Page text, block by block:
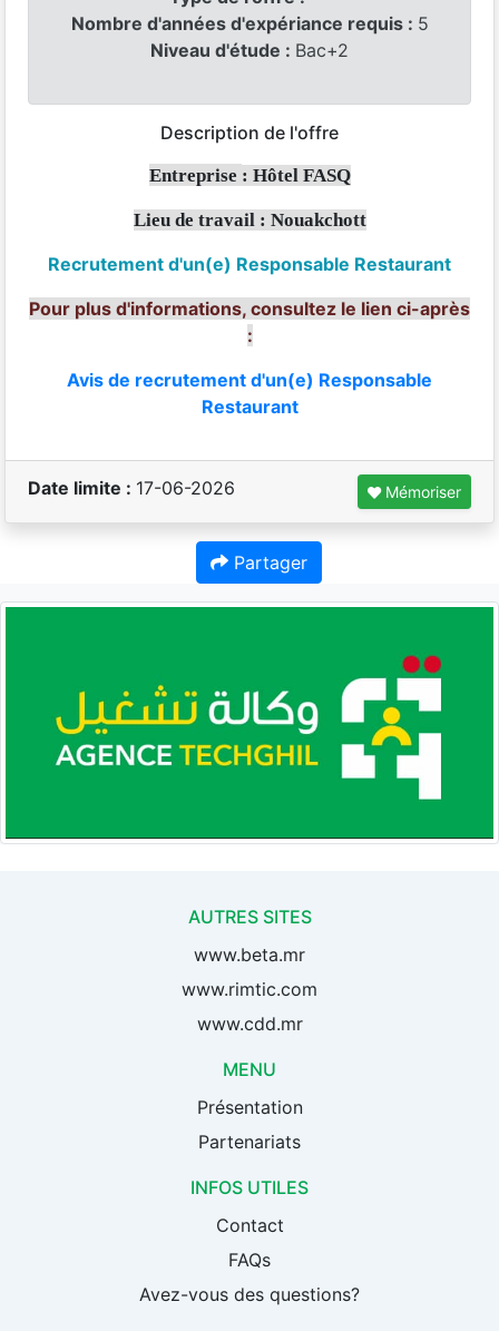
Nombre d'années d'expériance requis : 5
Niveau d'étude : Bac+2
Description de l'offre
Entreprise : Hôtel FASQ
Lieu de travail : Nouakchott
Recrutement d'un(e) Responsable Restaurant
Pour plus d'informations, consultez le lien ci-après
:
Avis de recrutement d'un(e) Responsable
Restaurant
Date limite : 17-06-2026 Mémoriser
Partager
AUTRES SITES
www.beta.mr
www.rimtic.com
www.cdd.mr
MENU
Présentation
Partenariats
INFOS UTILES
Contact
FAQs
Avez-vous des questions?